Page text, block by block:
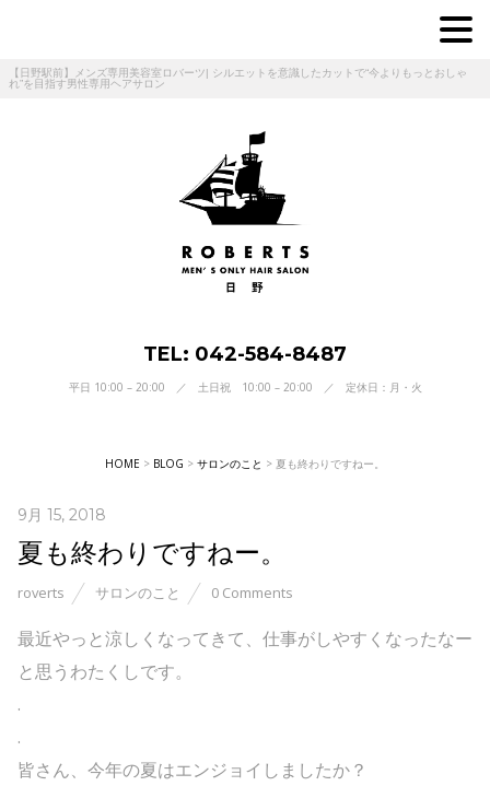
【日野駅前】メンズ専用美容室ロバーツ| シルエットを意識したカットで“今よりもっとおしゃ
れ”を目指す男性専用ヘアサロン
TEL: 042-584-8487
平日 10:00 – 20:00 ／ 土日祝 10:00 – 20:00 ／ 定休日：月・火
HOME > BLOG > サロンのこと > 夏も終わりですねー。
9月 15, 2018
夏も終わりですねー。
roverts サロンのこと 0 Comments
最近やっと涼しくなってきて、仕事がしやすくなったなー
と思うわたくしです。
.
.
皆さん、今年の夏はエンジョイしましたか？